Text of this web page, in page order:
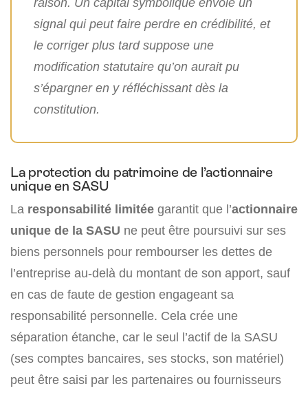
signal qui peut faire perdre en crédibilité, et
le corriger plus tard suppose une
modification statutaire qu’on aurait pu
s’épargner en y réfléchissant dès la
constitution.
La protection du patrimoine de l’actionnaire
unique en SASU
La responsabilité limitée garantit que l’actionnaire
unique de la SASU ne peut être poursuivi sur ses
biens personnels pour rembourser les dettes de
l’entreprise au-delà du montant de son apport, sauf
en cas de faute de gestion engageant sa
responsabilité personnelle. Cela crée une
séparation étanche, car le seul l’actif de la SASU
(ses comptes bancaires, ses stocks, son matériel)
peut être saisi par les partenaires ou fournisseurs